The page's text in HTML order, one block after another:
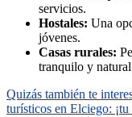
servicios.
Hostales: Una
jóvenes.
Casas rurales:
tranquilo y
Quizás también te
turísticos en Elciego: ¡tu